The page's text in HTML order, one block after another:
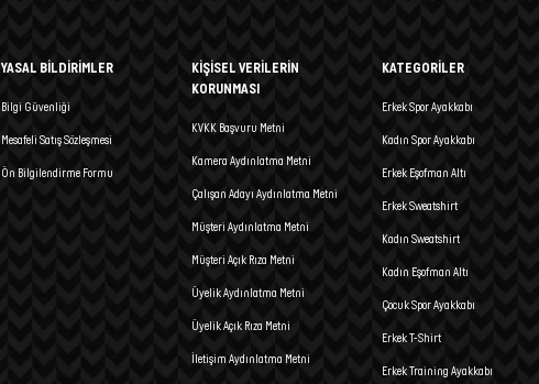
YASAL BİLDİRİMLER
Bilgi Güvenliği
Mesafeli Satış Sözleşmesi
Ön Bilgilendirme Formu
KİŞİSEL VERİLERİN
KORUNMASI
KVKK Başvuru Metni
Kamera Aydınlatma Metni
Çalışan Adayı Aydınlatma Metni
Müşteri Aydınlatma Metni
Müşteri Açık Rıza Metni
Üyelik Aydınlatma Metni
Üyelik Açık Rıza Metni
İletişim Aydınlatma Metni
KATEGORİLER
Erkek Spor Ayakkabı
Kadın Spor Ayakkabı
Erkek Eşofman Altı
Erkek Sweatshirt
Kadın Sweatshirt
Kadın Eşofman Altı
Çocuk Spor Ayakkabı
Erkek T-Shirt
Erkek Training Ayakkabı